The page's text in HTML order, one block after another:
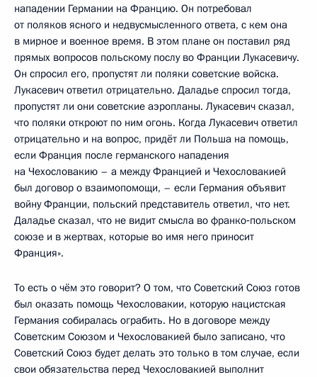
нападении Германии на Францию. Он потребовал
от поляков ясного и недвусмысленного ответа, с кем она
в мирное и военное время. В этом плане он поставил ряд
прямых вопросов польскому послу во Франции Лукасевичу.
Он спросил его, пропустят ли поляки советские войска.
Лукасевич ответил отрицательно. Даладье спросил тогда,
пропустят ли они советские аэропланы. Лукасевич сказал,
что поляки откроют по ним огонь. Когда Лукасевич ответил
отрицательно и на вопрос, придёт ли Польша на помощь,
если Франция после германского нападения
на Чехословакию – а между Францией и Чехословакией
был договор о взаимопомощи, – если Германия объявит
войну Франции, польский представитель ответил, что нет.
Даладье сказал, что не видит смысла во франко‑польском
союзе и в жертвах, которые во имя него приносит
Франция».
То есть о чём это говорит? О том, что Советский Союз готов
был оказать помощь Чехословакии, которую нацистская
Германия собиралась ограбить. Но в договоре между
Советским Союзом и Чехословакией было записано, что
Советский Союз будет делать это только в том случае, если
свои обязательства перед Чехословакией выполнит